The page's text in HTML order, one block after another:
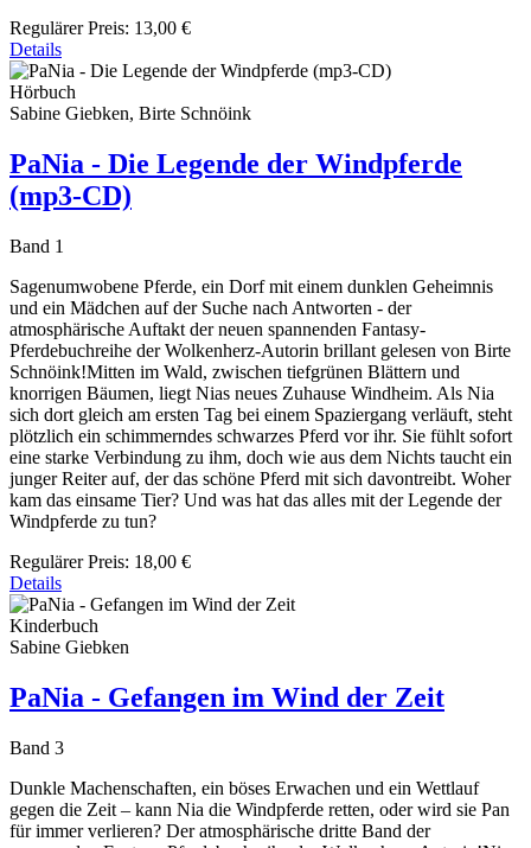
Regulärer Preis: 13,00 €
Details
Hörbuch
Sabine Giebken, Birte Schnöink
PaNia - Die Legende der Windpferde
(mp3-CD)
Band 1
Sagenumwobene Pferde, ein Dorf mit einem dunklen Geheimnis
und ein Mädchen auf der Suche nach Antworten - der
atmosphärische Auftakt der neuen spannenden Fantasy-
Pferdebuchreihe der Wolkenherz-Autorin brillant gelesen von Birte
Schnöink!Mitten im Wald, zwischen tiefgrünen Blättern und
knorrigen Bäumen, liegt Nias neues Zuhause Windheim. Als Nia
sich dort gleich am ersten Tag bei einem Spaziergang verläuft, steht
plötzlich ein schimmerndes schwarzes Pferd vor ihr. Sie fühlt sofort
eine starke Verbindung zu ihm, doch wie aus dem Nichts taucht ein
junger Reiter auf, der das schöne Pferd mit sich davontreibt. Woher
kam das einsame Tier? Und was hat das alles mit der Legende der
Windpferde zu tun?
Regulärer Preis: 18,00 €
Details
Kinderbuch
Sabine Giebken
PaNia - Gefangen im Wind der Zeit
Band 3
Dunkle Machenschaften, ein böses Erwachen und ein Wettlauf
gegen die Zeit – kann Nia die Windpferde retten, oder wird sie Pan
für immer verlieren? Der atmosphärische dritte Band der